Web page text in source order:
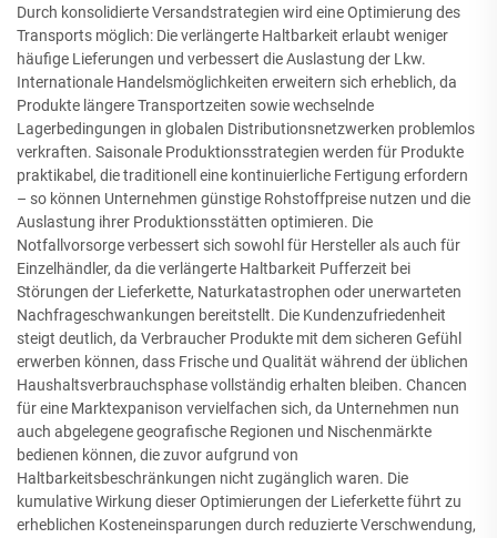
Durch konsolidierte Versandstrategien wird eine Optimierung des
Transports möglich: Die verlängerte Haltbarkeit erlaubt weniger
häufige Lieferungen und verbessert die Auslastung der Lkw.
Internationale Handelsmöglichkeiten erweitern sich erheblich, da
Produkte längere Transportzeiten sowie wechselnde
Lagerbedingungen in globalen Distributionsnetzwerken problemlos
verkraften. Saisonale Produktionsstrategien werden für Produkte
praktikabel, die traditionell eine kontinuierliche Fertigung erfordern
– so können Unternehmen günstige Rohstoffpreise nutzen und die
Auslastung ihrer Produktionsstätten optimieren. Die
Notfallvorsorge verbessert sich sowohl für Hersteller als auch für
Einzelhändler, da die verlängerte Haltbarkeit Pufferzeit bei
Störungen der Lieferkette, Naturkatastrophen oder unerwarteten
Nachfrageschwankungen bereitstellt. Die Kundenzufriedenheit
steigt deutlich, da Verbraucher Produkte mit dem sicheren Gefühl
erwerben können, dass Frische und Qualität während der üblichen
Haushaltsverbrauchsphase vollständig erhalten bleiben. Chancen
für eine Marktexpanison vervielfachen sich, da Unternehmen nun
auch abgelegene geografische Regionen und Nischenmärkte
bedienen können, die zuvor aufgrund von
Haltbarkeitsbeschränkungen nicht zugänglich waren. Die
kumulative Wirkung dieser Optimierungen der Lieferkette führt zu
erheblichen Kosteneinsparungen durch reduzierte Verschwendung,